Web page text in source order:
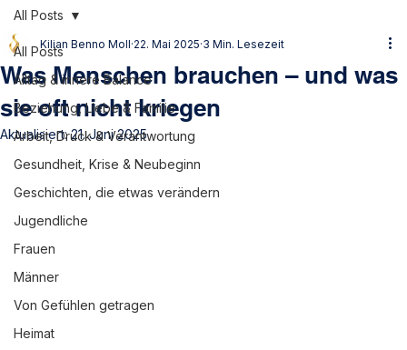
All Posts
Alltag & innere Balance
Beziehung, Liebe & Familie
Arbeit, Druck & Verantwortung
Gesundheit, Krise & Neubeginn
Geschichten, die etwas verändern
Jugendliche
Frauen
Männer
Von Gefühlen getragen
Heimat
All Posts
Was Menschen brauchen – und was
sie oft nicht kriegen
Kilian Benno Moll 22. Mai 2025 3 Min. Lesezeit
Aktualisiert:21. Juni 2025